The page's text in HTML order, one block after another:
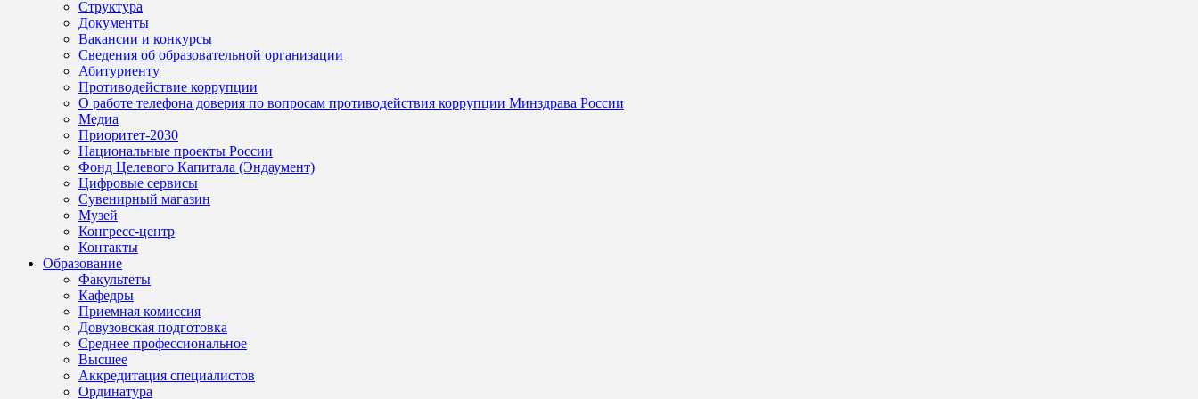
Структура
Документы
Вакансии и конкурсы
Сведения об образовательной организации
Абитуриенту
Противодействие коррупции
О работе телефона доверия по вопросам противодействия коррупции Минздрава России
Медиа
Приоритет-2030
Национальные проекты России
Фонд Целевого Капитала (Эндаумент)
Цифровые сервисы
Сувенирный магазин
Музей
Конгресс-центр
Контакты
Образование
Факультеты
Кафедры
Приемная комиссия
Довузовская подготовка
Среднее профессиональное
Высшее
Аккредитация специалистов
Ординатура